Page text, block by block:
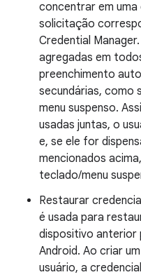
concentrar em uma
solicitação
Credential
agregadas em
preenchimento
secundárias, como
menu suspenso.
usadas juntas, o
e, se ele for
mencionados
teclado/menu
Restaurar
é usada para
dispositivo anterior
Android. Ao criar um
usuário, a